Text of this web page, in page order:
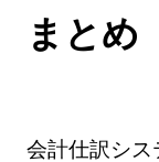
まとめ
会計仕訳シス